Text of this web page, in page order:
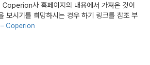
사 홈페이지의 내용에서 가져온 것이
보시기를 희망하시는 경우 하기 링크를 참조 부
– Coperion